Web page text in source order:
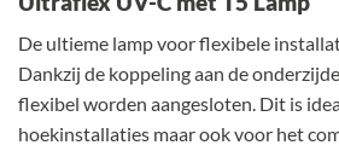
De ultieme lamp voor flexibele
Dankzij de koppeling aan de
flexibel worden aangesloten. Dit is
hoekinstallaties maar ook voor het